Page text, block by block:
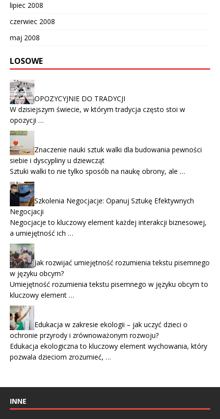
lipiec 2008
czerwiec 2008
maj 2008
LOSOWE
OPOZYCYJNIE DO TRADYCJI
W dzisiejszym świecie, w którym tradycja często stoi w
opozycji …
Znaczenie nauki sztuk walki dla budowania pewności
siebie i dyscypliny u dziewcząt
Sztuki walki to nie tylko sposób na naukę obrony, ale …
Szkolenia Negocjacje: Opanuj Sztukę Efektywnych
Negocjacji
Negocjacje to kluczowy element każdej interakcji biznesowej,
a umiejętność ich …
Jak rozwijać umiejętność rozumienia tekstu pisemnego
w języku obcym?
Umiejętność rozumienia tekstu pisemnego w języku obcym to
kluczowy element …
Edukacja w zakresie ekologii – jak uczyć dzieci o
ochronie przyrody i zrównoważonym rozwoju?
Edukacja ekologiczna to kluczowy element wychowania, który
pozwala dzieciom zrozumieć, …
INNE